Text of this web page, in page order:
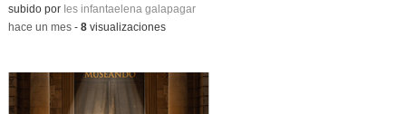
subido por Ies infantaelena galapagar
-hace un mes- 8visualizaciones